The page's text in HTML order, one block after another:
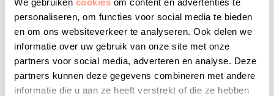
We gebruiken cookies om content en advertenties te
personaliseren, om functies voor social media te bieden
en om ons websiteverkeer te analyseren. Ook delen we
informatie over uw gebruik van onze site met onze
partners voor social media, adverteren en analyse. Deze
partners kunnen deze gegevens combineren met andere
informatie die u aan ze heeft verstrekt of die ze hebben
*Voor de publicatie van de namen en foto’s van de
prijswinnaars op deze overzichtspagina is vooraf
toestemming gevraagd. De fotografie is verzorgd
door Marcel de Graaf.